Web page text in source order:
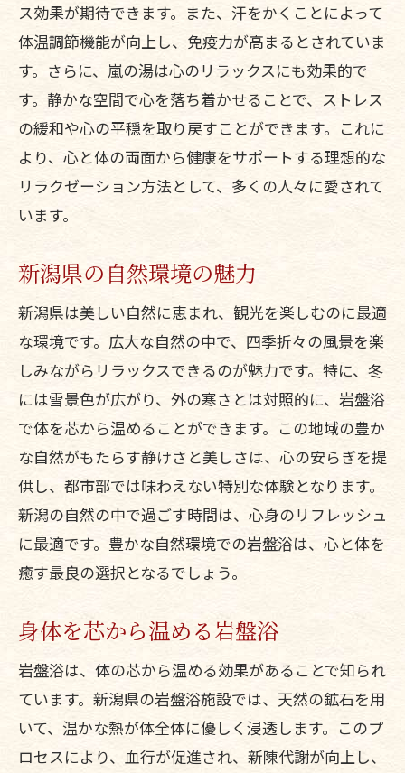
ス効果が期待できます。また、汗をかくことによって
体温調節機能が向上し、免疫力が高まるとされていま
す。さらに、嵐の湯は心のリラックスにも効果的で
す。静かな空間で心を落ち着かせることで、ストレス
の緩和や心の平穏を取り戻すことができます。これに
より、心と体の両面から健康をサポートする理想的な
リラクゼーション方法として、多くの人々に愛されて
います。
新潟県の自然環境の魅力
新潟県は美しい自然に恵まれ、観光を楽しむのに最適
な環境です。広大な自然の中で、四季折々の風景を楽
しみながらリラックスできるのが魅力です。特に、冬
には雪景色が広がり、外の寒さとは対照的に、岩盤浴
で体を芯から温めることができます。この地域の豊か
な自然がもたらす静けさと美しさは、心の安らぎを提
供し、都市部では味わえない特別な体験となります。
新潟の自然の中で過ごす時間は、心身のリフレッシュ
に最適です。豊かな自然環境での岩盤浴は、心と体を
癒す最良の選択となるでしょう。
身体を芯から温める岩盤浴
岩盤浴は、体の芯から温める効果があることで知られ
ています。新潟県の岩盤浴施設では、天然の鉱石を用
いて、温かな熱が体全体に優しく浸透します。このプ
ロセスにより、血行が促進され、新陳代謝が向上し、